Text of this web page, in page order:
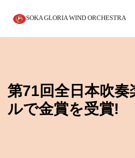
SOKA GLORIA WIND ORCHESTRA
第71回全日本吹奏
ルで金賞を受賞!